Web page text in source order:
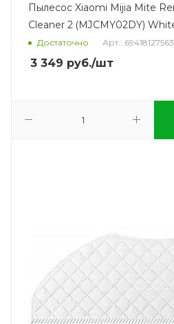
Пылесос Xiaomi Mijia Mite
Cleaner 2 (MJCMY02DY)
Достаточно Арт.:
3 349 руб./шт